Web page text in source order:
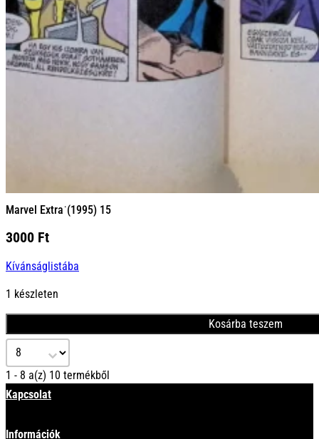
Marvel Extra˙(1995) 15
3000 Ft
Kívánságlistába
1 készleten
Kosárba teszem
Select number per page
1 - 8 a(z) 10 termékből
Kapcsolat
Információk